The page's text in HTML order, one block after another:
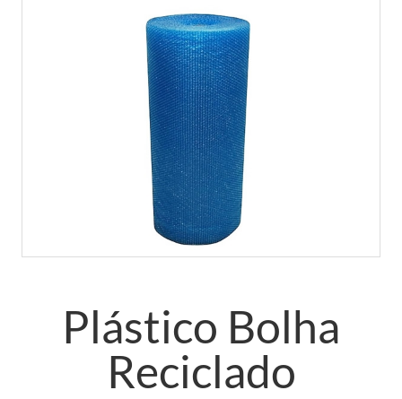
Plástico Bolha
Reciclado